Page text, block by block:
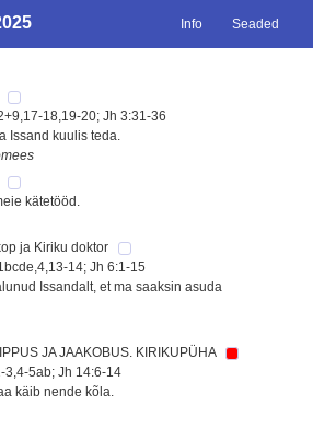
Info Seaded
18,19-20; Jh 3:31-36
Issand kuulis teda.
kätetööd.
ja Kiriku doktor
14; Jh 6:1-15
Issandalt, et ma saaksin asuda
JA JAAKOBUS. KIRIKUPÜHA
3,4-5ab; Jh 14:6-14
käib nende kõla.